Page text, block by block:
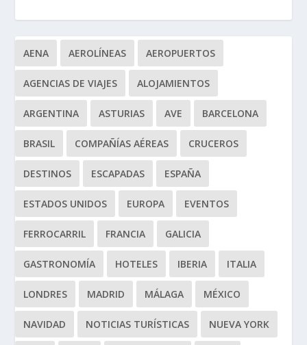
AENA AEROLÍNEAS AEROPUERTOS
AGENCIAS DE VIAJES ALOJAMIENTOS
ARGENTINA ASTURIAS AVE BARCELONA
BRASIL COMPAÑÍAS AÉREAS CRUCEROS
DESTINOS ESCAPADAS ESPAÑA
ESTADOS UNIDOS EUROPA EVENTOS
FERROCARRIL FRANCIA GALICIA
GASTRONOMÍA HOTELES IBERIA ITALIA
LONDRES MADRID MÁLAGA MÉXICO
NAVIDAD NOTICIAS TURÍSTICAS NUEVA YORK